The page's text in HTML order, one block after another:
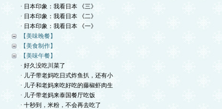
· 日本印象：我看日本 《三》
· 日本印象：我看日本 《二》
· 日本印象：我看日本 《一》
【美味晚餐】
【美食制作】
【美味午餐】
· 好久没吃川菜了
· 儿子带老妈吃日式炸鱼扒，还有小
· 儿子和老妈来吃好吃的藤椒虾肉生
· 儿子带老妈来泰国餐厅吃饭
· 十秒到，米粉，不会再去吃了